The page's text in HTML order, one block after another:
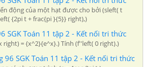
động của một hạt được cho bởi (sleft( t
{2pi t + frac{pi }{5}} right),)
SGK Toán 11 tập 2 - Kết nối tri thức
right) = {x^2}{e^x}.) Tính (f''left( 0 right).)
96 SGK Toán 11 tập 2 - Kết nối tri thức